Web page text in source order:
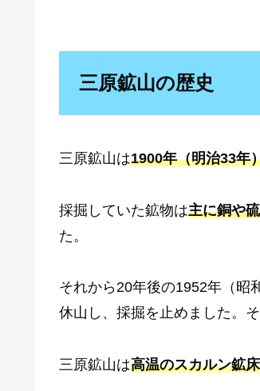
三原鉱山の歴史
三原鉱山は1900年（明治33年
採掘していた鉱物は主に銅や
た。
それから20年後の1952年（昭
休山し、採掘を止めました。そ
三原鉱山は高温のスカルン鉱床